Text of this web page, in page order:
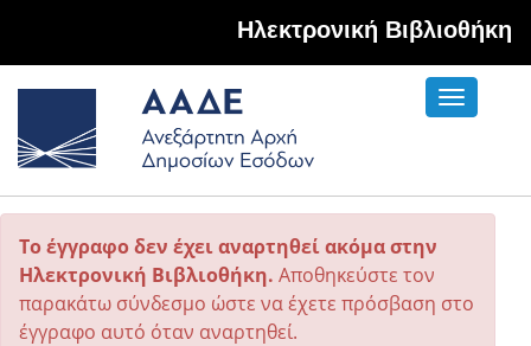
Hλεκτρονική Βιβλιοθήκη
Toggle
Το έγγραφο δεν έχει αναρτηθεί ακόμα στην
Ηλεκτρονική Βιβλιοθήκη. Αποθηκεύστε τον
παρακάτω σύνδεσμο ώστε να έχετε πρόσβαση στο
έγγραφο αυτό όταν αναρτηθεί.